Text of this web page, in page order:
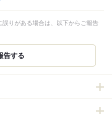
りがある場合は、以下からご報告
告する